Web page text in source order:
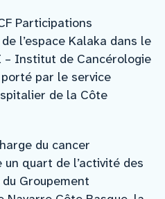
Participations
l’espace Kalaka dans le
– Institut de Cancérologie
par le service
de la Côte
du cancer
quart de l’activité des
Groupement